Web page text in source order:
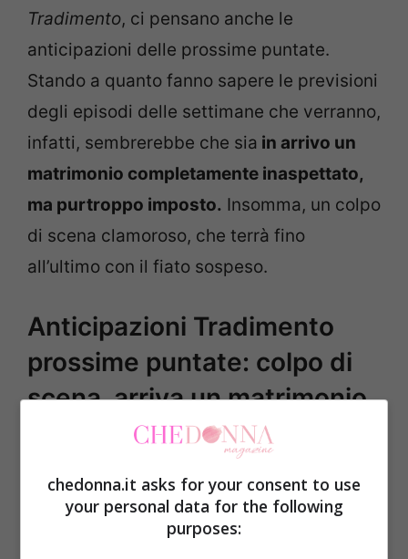
Tradimento, ci pensano anche le
anticipazioni delle prossime puntate.
Stando a quanto fanno sapere le previsioni
degli episodi delle settimane che verranno,
infatti, sembrerebbe che sia in arrivo un
matrimonio completamente inaspettato,
ma purtroppo imposto. Insomma, un colpo
di scena clamoroso, che terrà fino
all’ultimo con il fiato sospeso.
Anticipazioni Tradimento
prossime puntate: colpo di
scena, arriva un matrimonio
inaspettato
Ad essere la protagonista indiscussa delle
prossime puntate deTradimento,sarà
chedonna.it asks for your consent to use
your personal data for the following
purposes: